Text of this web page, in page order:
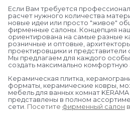
Если Вам требуется
расчет нужного количества
новые идеи или просто "живое"
фирменные салоны. Концепция
ориентирована на самые разные
розничные и оптовые,
проектировщики и представители
Мы предлагаем для каждого
создать максимально
Керамическая плитка,
форматы, керамические ковры,
мебель для ванных комнат KERAMA
представлены в полном
сети. Посетите фирменный салон